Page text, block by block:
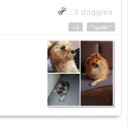
3 doggies
" quote "
+0